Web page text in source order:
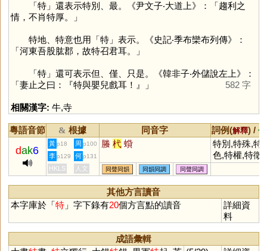
「特」還表示特別、最。《尹文子‧大道上》：「趨利之
情，不肖特厚。」
特地、特意也用「特」表示。《史記‧季布欒布列傳》：
「河東吾股肱郡，故特召君耳。」
「特」還可表示但、僅、只是。《韓非子‧外儲說左上》：
「妻止之曰：『特與嬰兒戲耳！』」
582 字
相關漢字: 牛,寺
粵語音節 & 根據 同音字 詞例(解釋) /
dak6
黃 p18 周 p100 螣 杙 蟘
特別,特殊,特
色,特權,特徵,
特點
李 p129 何 p131
HKLS 人文 同聲同韻 同韻同調 同聲同調
其他方言讀音
本字庫於「特」字下錄有20個方言點的讀音
詳細資
料
成語彙輯